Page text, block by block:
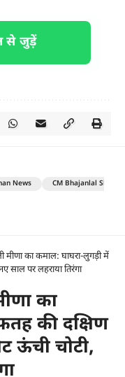
से जुड़ें
News CM Bhajanlal
मीणा का कमाल: घाघरा-लुगड़ी में
साल पर लहराया तिरंगा
का
की दक्षिण
ऊंची चोटी,